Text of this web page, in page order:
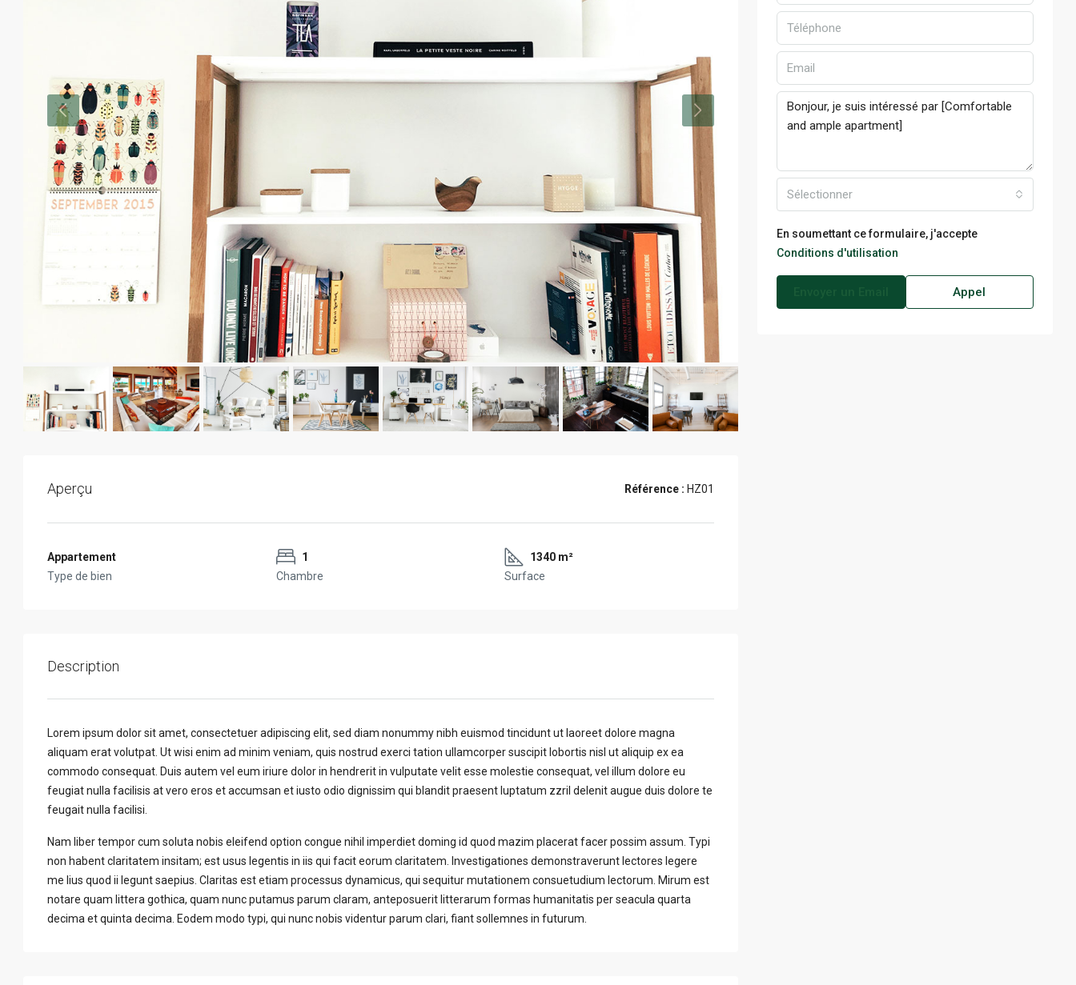
Aperçu Référence : HZ01
Appartement
Type de bien
1
Chambre
1340 m²
Surface
Description
Lorem ipsum dolor sit amet, consectetuer adipiscing elit, sed diam nonummy nibh euismod tincidunt ut laoreet dolore magna
aliquam erat volutpat. Ut wisi enim ad minim veniam, quis nostrud exerci tation ullamcorper suscipit lobortis nisl ut aliquip ex ea
commodo consequat. Duis autem vel eum iriure dolor in hendrerit in vulputate velit esse molestie consequat, vel illum dolore eu
feugiat nulla facilisis at vero eros et accumsan et iusto odio dignissim qui blandit praesent luptatum zzril delenit augue duis dolore te
feugait nulla facilisi.
Nam liber tempor cum soluta nobis eleifend option congue nihil imperdiet doming id quod mazim placerat facer possim assum. Typi
non habent claritatem insitam; est usus legentis in iis qui facit eorum claritatem. Investigationes demonstraverunt lectores legere
me lius quod ii legunt saepius. Claritas est etiam processus dynamicus, qui sequitur mutationem consuetudium lectorum. Mirum est
notare quam littera gothica, quam nunc putamus parum claram, anteposuerit litterarum formas humanitatis per seacula quarta
decima et quinta decima. Eodem modo typi, qui nunc nobis videntur parum clari, fiant sollemnes in futurum.
Sélectionner
En soumettant ce formulaire, j'accepte
Conditions d'utilisation
Appel